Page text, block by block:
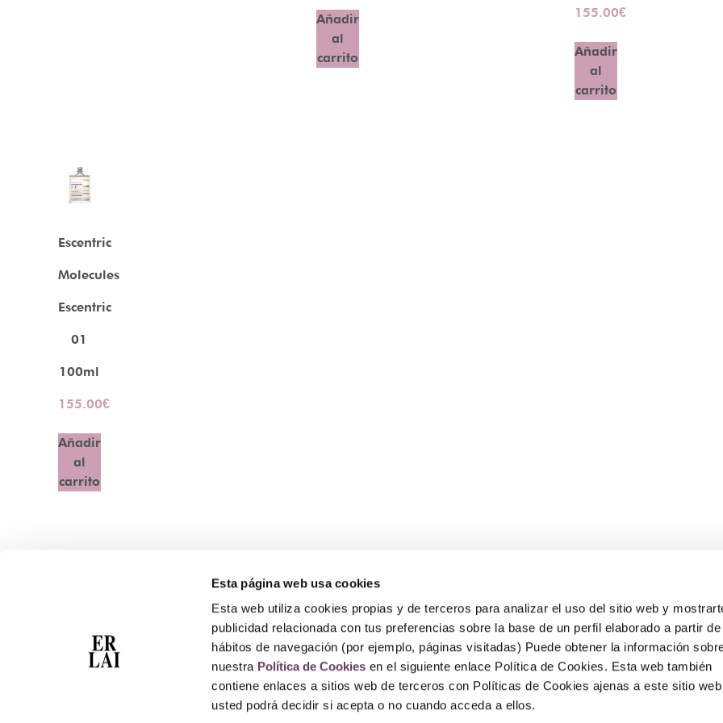
Esta página web usa cookies
Esta web utiliza cookies propias y de terceros para analizar el uso del sitio web y
publicidad relacionada con tus preferencias sobre la base de un perfil elaborado a partir de
hábitos de navegación (por ejemplo, páginas visitadas) Puede obtener la información
nuestra Política de Cookies en el siguiente enlace Política de Cookies. Esta web también
contiene enlaces a sitios web de terceros con Políticas de Cookies ajenas a este sitio
usted podrá decidir si acepta o no cuando acceda a ellos.
Añadir
al
carrito
155.00€
Añadir
al
carrito
Escentric
Molecules
Escentric
01
100ml
155.00€
Añadir
al
carrito
Atención Telefónica: 944 435 713
E-mail:perfumeriaerlai@erlai.es
Dirección: Rodríguez Arias nº29 48011 Bilbao.
Nosotros